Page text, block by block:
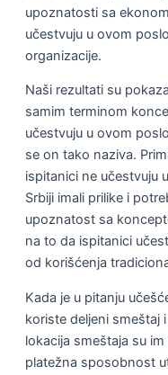
upoznatosti sa
učestvuju u ovom
organizacije.
Naši rezultati su
samim terminom
učestvuju u ovom
se on tako naziva.
ispitanici ne učestvuju
Srbiji imali prilike i
upoznatost sa
na to da ispitanici
od korišćenja
Kada je u pitanju
koriste delјeni smeštaj
lokacija smeštaja su
platežna sposobnost